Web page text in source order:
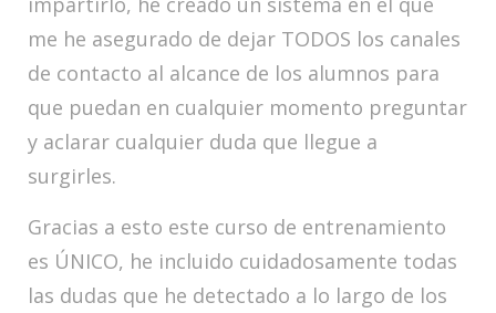
me he asegurado de dejar TODOS los canales
de contacto al alcance de los alumnos para
que puedan en cualquier momento preguntar
y aclarar cualquier duda que llegue a
surgirles.
Gracias a esto este curso de entrenamiento
es ÚNICO, he incluido cuidadosamente todas
las dudas que he detectado a lo largo de los